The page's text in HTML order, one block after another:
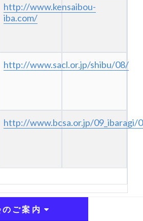
http://www.kensaibou-
iba.com/
http://www.sacl.or.jp/shibu/08/
http://www.bcsa.or.jp/09_ibaragi/
ご案内